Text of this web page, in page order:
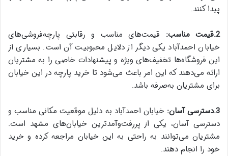
پیدا کنند.
2.قیمت مناسب:
قیمت‌های مناسب و رقابتی پارچه‌فروشی‌های
خیابان احمدآباد یکی دیگر از دلایل محبوبیت آن است. بسیاری از
این فروشگاه‌ها تخفیف‌های ویژه و پیشنهادات خاصی را به مشتریان
ارائه می‌دهند که این امر باعث می‌شود تا خرید پارچه در این خیابان
برای مشتریان به‌صرفه باشد.
3.دسترسی آسان:
خیابان احمدآباد به دلیل موقعیت مکانی مناسب و
دسترسی آسان، یکی از پررفت‌وآمدترین خیابان‌های مشهد است.
مشتریان می‌توانند به راحتی به این خیابان مراجعه کرده و خرید
خود را انجام دهند.